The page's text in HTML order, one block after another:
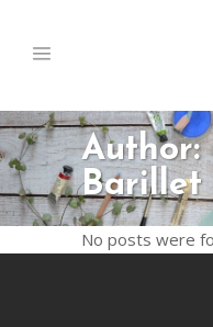
Author:
Barillet
No posts were